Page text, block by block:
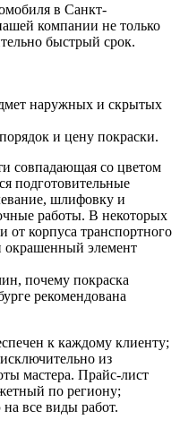
в Санкт-
компании не только
быстрый срок.
наружных и скрытых
и цену покраски.
совпадающая со цветом
подготовительные
шлифовку и
работы. В некоторых
от корпуса транспортного
окрашенный элемент
почему покраска
рекомендована
к каждому клиенту;
из
мастера. Прайс-лист
по региону;
все виды работ.